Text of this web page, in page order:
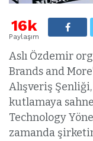
16k
Paylaşım
Aslı Özdemir
Brands and
Alışveriş
kutlamaya
Technology
zamanda